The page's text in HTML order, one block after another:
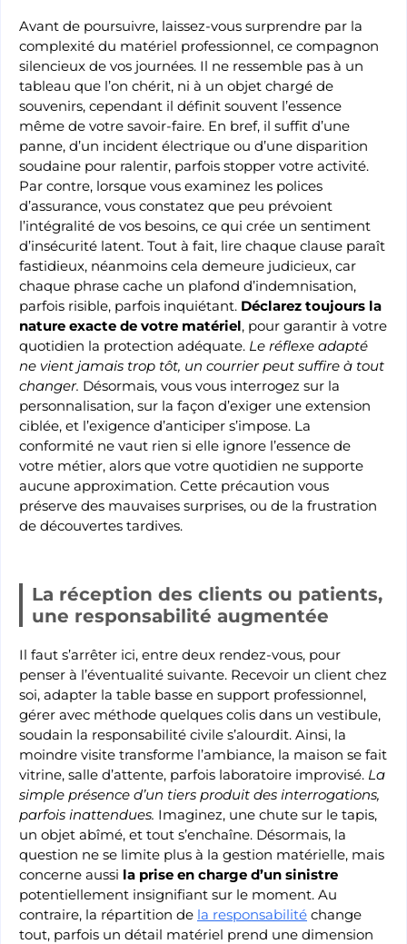
Avant de poursuivre, laissez-vous surprendre par la
complexité du matériel professionnel, ce compagnon
silencieux de vos journées. Il ne ressemble pas à un
tableau que l’on chérit, ni à un objet chargé de
souvenirs, cependant il définit souvent l’essence
même de votre savoir-faire. En bref, il suffit d’une
panne, d’un incident électrique ou d’une disparition
soudaine pour ralentir, parfois stopper votre activité.
Par contre, lorsque vous examinez les polices
d’assurance, vous constatez que peu prévoient
l’intégralité de vos besoins, ce qui crée un sentiment
d’insécurité latent. Tout à fait, lire chaque clause paraît
fastidieux, néanmoins cela demeure judicieux, car
chaque phrase cache un plafond d’indemnisation,
parfois risible, parfois inquiétant. Déclarez toujours la
nature exacte de votre matériel, pour garantir à votre
quotidien la protection adéquate. Le réflexe adapté
ne vient jamais trop tôt, un courrier peut suffire à tout
changer. Désormais, vous vous interrogez sur la
personnalisation, sur la façon d’exiger une extension
ciblée, et l’exigence d’anticiper s’impose. La
conformité ne vaut rien si elle ignore l’essence de
votre métier, alors que votre quotidien ne supporte
aucune approximation. Cette précaution vous
préserve des mauvaises surprises, ou de la frustration
de découvertes tardives.
La réception des clients ou patients,
une responsabilité augmentée
Il faut s’arrêter ici, entre deux rendez-vous, pour
penser à l’éventualité suivante. Recevoir un client chez
soi, adapter la table basse en support professionnel,
gérer avec méthode quelques colis dans un vestibule,
soudain la responsabilité civile s’alourdit. Ainsi, la
moindre visite transforme l’ambiance, la maison se fait
vitrine, salle d’attente, parfois laboratoire improvisé. La
simple présence d’un tiers produit des interrogations,
parfois inattendues. Imaginez, une chute sur le tapis,
un objet abîmé, et tout s’enchaîne. Désormais, la
question ne se limite plus à la gestion matérielle, mais
concerne aussi la prise en charge d’un sinistre
potentiellement insignifiant sur le moment. Au
contraire, la répartition de la responsabilité change
tout, parfois un détail matériel prend une dimension